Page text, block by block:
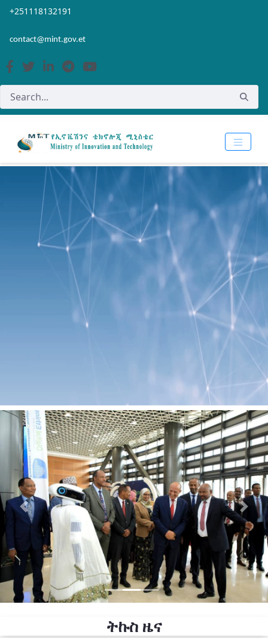
Skip to Main Content
Open Accessibility Menu
+251118132191
contact@mint.gov.et
Previous Next
ትኩስ ዜና